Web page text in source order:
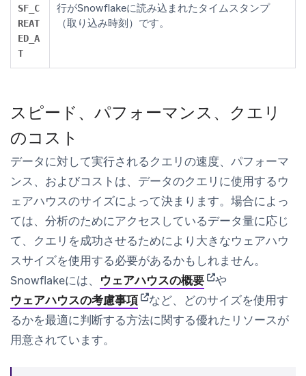
SF_C
REAT
ED_A
T
行がSnowflakeに読み込まれたタイムスタンプ
（取り込み時刻）です。
スピード、パフォーマンス、クエリ
のコスト
データに対して実行されるクエリの速度、パフォーマ
ンス、およびコストは、データのクエリに使用するウ
ェアハウスのサイズによって決まります。場合によっ
ては、分析のためにアクセスしているデータ量に応じ
て、クエリを成功させるためにより大きなウェアハウ
スサイズを使用する必要があるかもしれません。
Snowflakeには、 ウェアハウスの概要(opens in new tab)
や
ウェアハウスの考慮事項(opens in new tab)
など、どのサイズを使用す
るかを最適に判断する方法に関する優れたリソースが
用意されています。